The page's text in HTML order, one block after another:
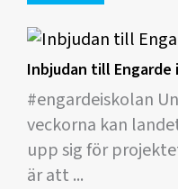
Inbjudan till Engarde
#engardeiskolan
veckorna kan
upp sig för
är att ...